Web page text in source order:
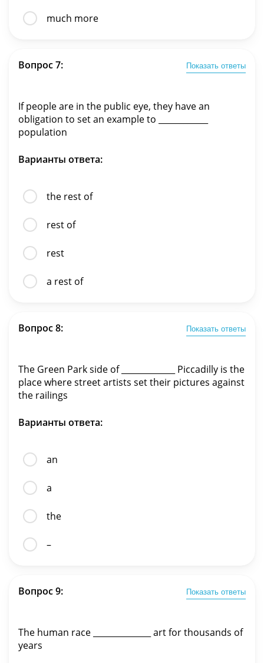
much more
Вопрос 7: Показать ответы
If people are in the public eye, they have an
obligation to set an example to ____________
population
Варианты ответа:
the rest of
rest of
rest
a rest of
Вопрос 8: Показать ответы
The Green Park side of _____________ Piccadilly is the
place where street artists set their pictures against
the railings
Варианты ответа:
an
a
the
–
Вопрос 9: Показать ответы
The human race ______________ art for thousands of
years